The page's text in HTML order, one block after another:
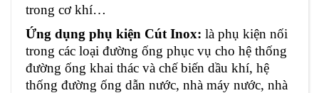
trong cơ khí…
Ứng dụng phụ kiện Cút Inox: là phụ kiện nối
trong các loại đường ống phục vụ cho hệ thống
đường ống khai thác và chế biến dầu khí, hệ
thống đường ống dẫn nước, nhà máy nước, nhà